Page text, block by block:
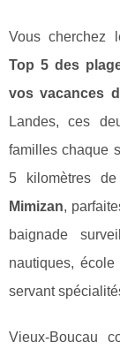
Vous cherchez
Top 5 des
vos vacances
Landes, ces
familles chaque
5 kilomètres
Mimizan,
baignade
nautiques,
servant
Vieux-Boucau